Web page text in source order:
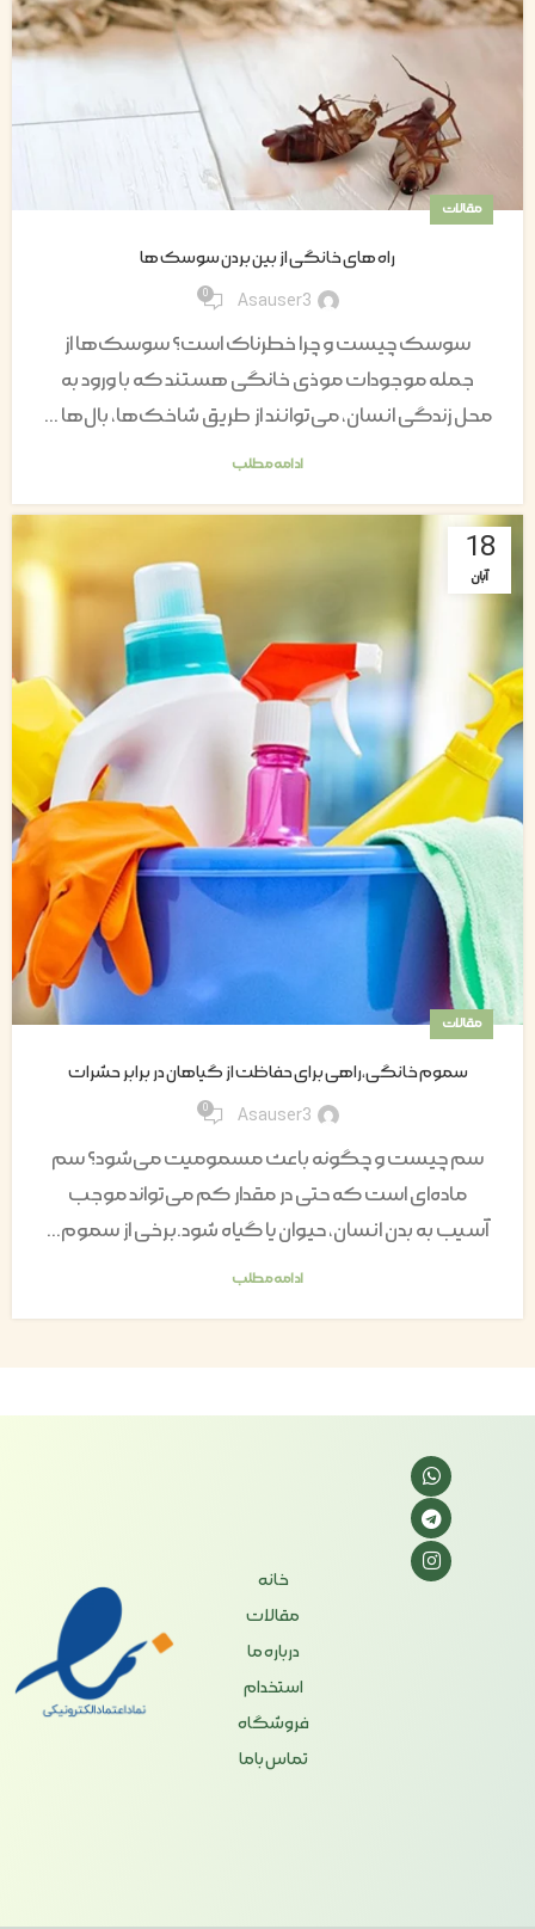
مقالات
راه های خانگی از بین بردن سوسک ها
Asauser3
0
سوسک چیست و چرا خطرناک است؟ سوسک‌ها از
جمله موجودات موذی خانگی هستند که با ورود به
محل زندگی انسان، می‌توانند از طریق شاخک‌ها، بال‌ها ...
ادامه مطلب
18
آبان
مقالات
سموم خانگی،راهی برای حفاظت از گیاهان در برابر حشرات
Asauser3
0
سم چیست و چگونه باعث مسمومیت می‌شود؟ سم
ماده‌ای است که حتی در مقدار کم می‌تواند موجب
آسیب به بدن انسان، حیوان یا گیاه شود.برخی از سموم...
ادامه مطلب
خانه
مقالات
درباره ما
استخدام
فروشگاه
تماس باما